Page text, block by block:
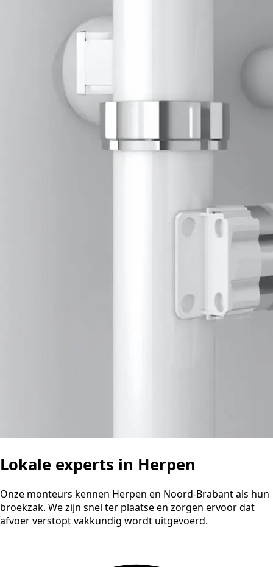
Lokale experts in Herpen
Onze monteurs kennen Herpen en Noord-Brabant als hun
broekzak. We zijn snel ter plaatse en zorgen ervoor dat
afvoer verstopt vakkundig wordt uitgevoerd.